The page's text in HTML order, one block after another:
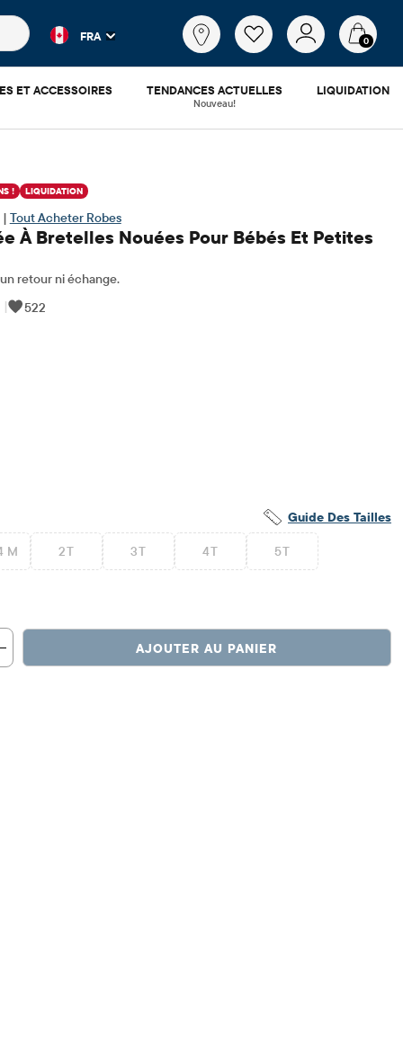
populaires et les résultats de produits au fur et à
FRA 0
ET ACCESSOIRES TENDANCES ACTUELLES
Nouveau!
LIQUIDATION
! LIQUIDATION
| Tout Acheter Robes
À Bretelles Nouées Pour Bébés Et Petites
retour ni échange.
|
522
Guide Des Tailles
M 2T 3T 4T 5T
AJOUTER AU PANIER